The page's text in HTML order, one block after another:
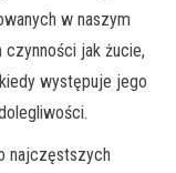
w naszym
jak żucie,
występuje jego
najczęstszych